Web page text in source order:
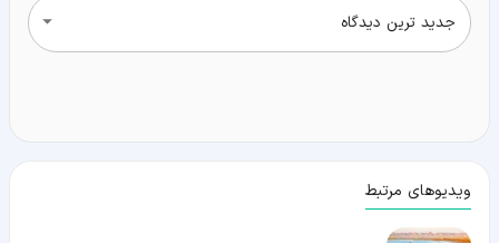
جدید ترین دیدگاه
ویدیوهای مرتبط